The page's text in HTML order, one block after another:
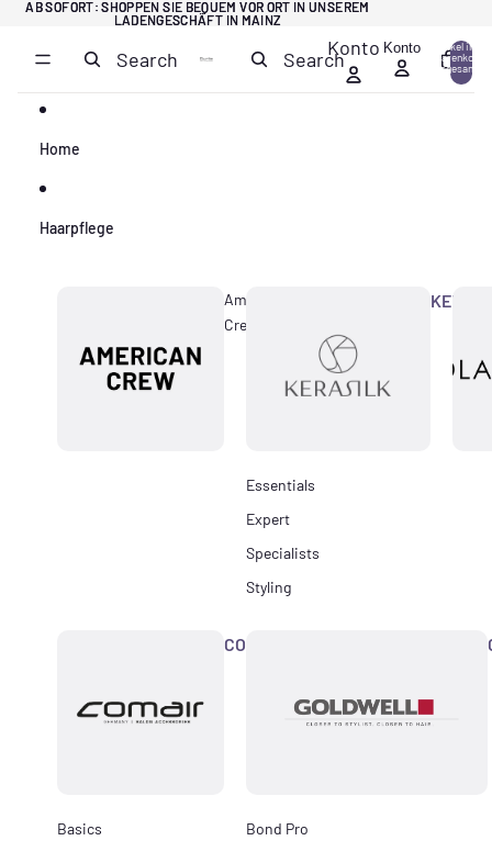
AB SOFORT: SHOPPEN SIE BEQUEM VOR ORT IN UNSEREM
LADENGESCHÄFT IN MAINZ
AB SOFORT: SHOPPEN SIE BEQUEM VOR ORT IN UNSEREM
LADENGESCHÄFT IN MAINZ
Search SearchKonto Konto
Artikel im
Warenkorb
insgesamt:
Home
Haarpflege
American
Crew
Essentials
Expert
Specialists
Styling
COMAIR
Basics
Bond Pro